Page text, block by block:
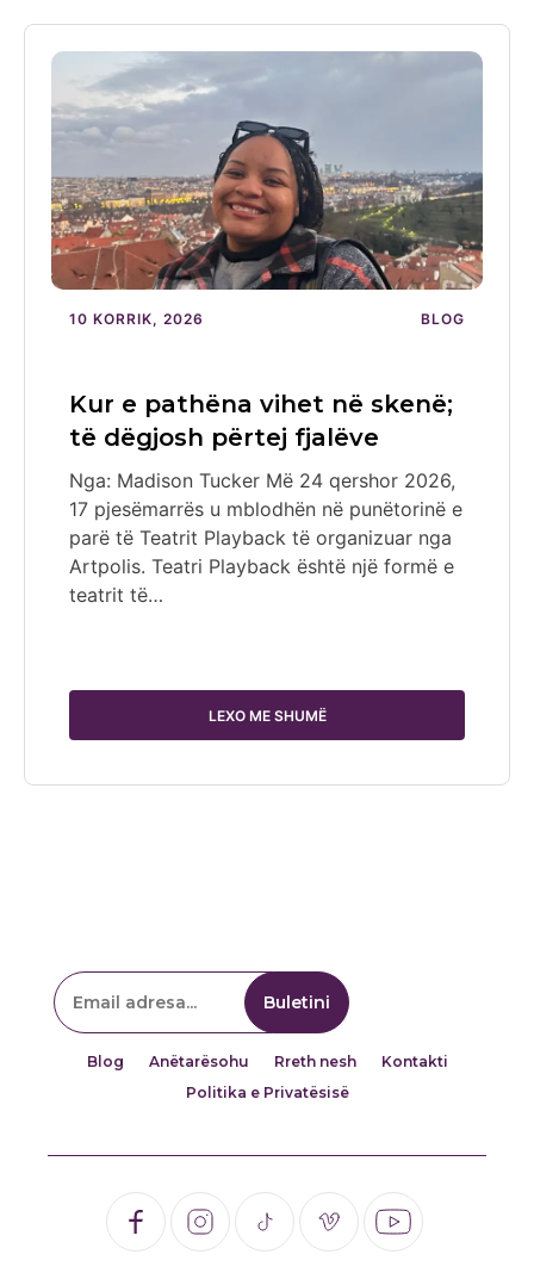
10 KORRIK, 2026 BLOG
Kur e pathëna vihet në skenë;
të dëgjosh përtej fjalëve
Nga: Madison Tucker Më 24 qershor 2026,
17 pjesëmarrës u mblodhën në punëtorinë e
parë të Teatrit Playback të organizuar nga
Artpolis. Teatri Playback është një formë e
teatrit të…
LEXO ME SHUMË
Blog Anëtarësohu Rreth nesh
Kontakti
Politika e Privatësisë